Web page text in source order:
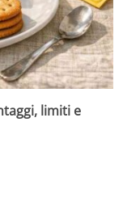
limiti e